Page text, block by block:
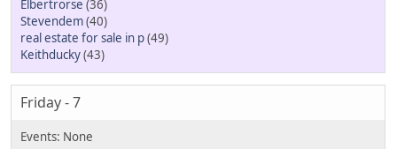
Elbertrorse (36)
Stevendem(40)
real estate for sale in p(49)
Keithducky(43)
Friday - 7